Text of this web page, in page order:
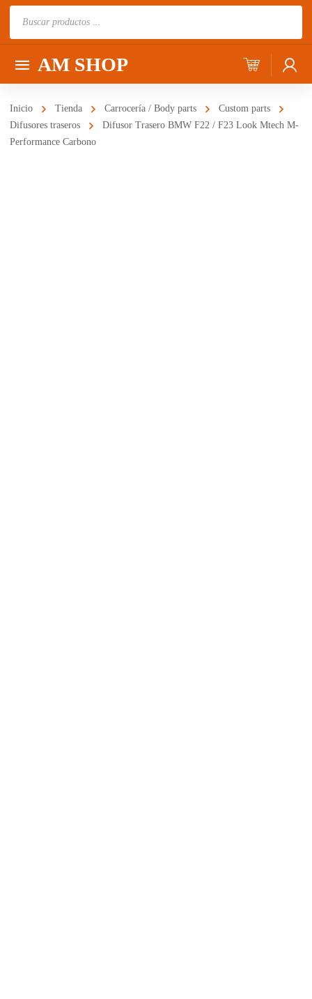
AM SHOP
Inicio Tienda Carrocería / Body parts
Custom parts
Difusores traseros
Difusor Trasero BMW F22 / F23 Look Mtech M-
Performance Carbono